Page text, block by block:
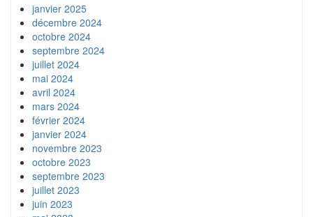
janvier 2025
décembre 2024
octobre 2024
septembre 2024
juillet 2024
mai 2024
avril 2024
mars 2024
février 2024
janvier 2024
novembre 2023
octobre 2023
septembre 2023
juillet 2023
juin 2023